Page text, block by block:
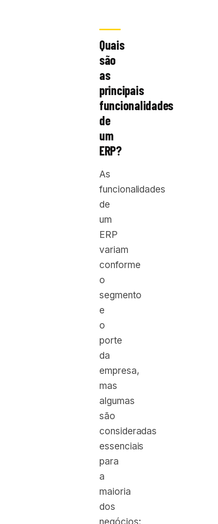
Quais
são
as
principais
funcionalidades
de
um
ERP?
As
funcionalidades
de
um
ERP
variam
conforme
o
segmento
e
o
porte
da
empresa,
mas
algumas
são
consideradas
essenciais
para
a
maioria
dos
negócios: